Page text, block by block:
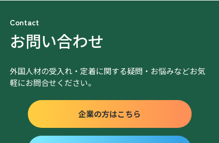
Contact
お問い合わせ
外国人材の受入れ・定着に関する疑問・お悩みなどお気
軽にお問合せください。
企業の方はこちら